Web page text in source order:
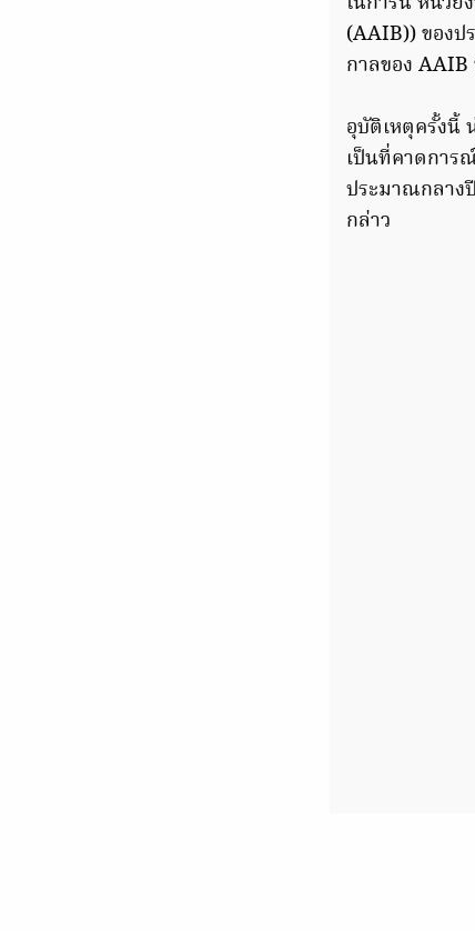
(AAIB)) ของป
กาลของ
อุบัติเหตุครั้งนี้
เป็นที่คาดการ
ประมาณกลาง
กล่าว